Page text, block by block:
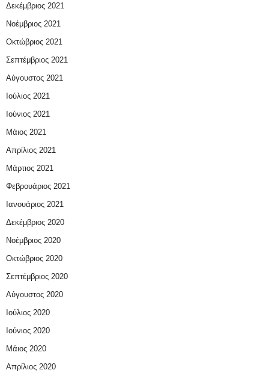
Δεκέμβριος 2021
Νοέμβριος 2021
Οκτώβριος 2021
Σεπτέμβριος 2021
Αύγουστος 2021
Ιούλιος 2021
Ιούνιος 2021
Μάιος 2021
Απρίλιος 2021
Μάρτιος 2021
Φεβρουάριος 2021
Ιανουάριος 2021
Δεκέμβριος 2020
Νοέμβριος 2020
Οκτώβριος 2020
Σεπτέμβριος 2020
Αύγουστος 2020
Ιούλιος 2020
Ιούνιος 2020
Μάιος 2020
Απρίλιος 2020